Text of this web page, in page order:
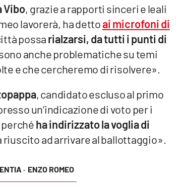
· ENZO ROMEO
Vibo, grazie a rapporti sinceri e leali
lavorerà, ha dettoai microfoni di
possarialzarsi, da tutti i punti di
anche problematiche su temi
e che cercheremo di risolvere».
, candidato escluso al primo
un’indicazione di voto per i
ha indirizzato la voglia di
riuscito ad arrivare al ballottaggio».